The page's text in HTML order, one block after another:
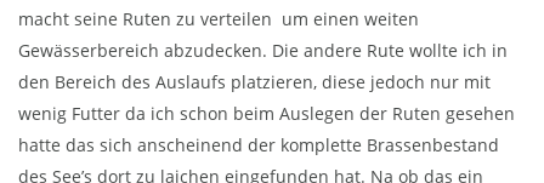
macht seine Ruten zu verteilen um einen weiten
Gewässerbereich abzudecken. Die andere Rute wollte ich in
den Bereich des Auslaufs platzieren, diese jedoch nur mit
wenig Futter da ich schon beim Auslegen der Ruten gesehen
hatte das sich anscheinend der komplette Brassenbestand
des See’s dort zu laichen eingefunden hat. Na ob das ein